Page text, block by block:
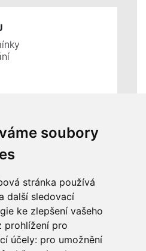
soubory
stránka používá
další sledovací
ke zlepšení vašeho
prohlížení pro
účely: pro umožnění
prací
údajů